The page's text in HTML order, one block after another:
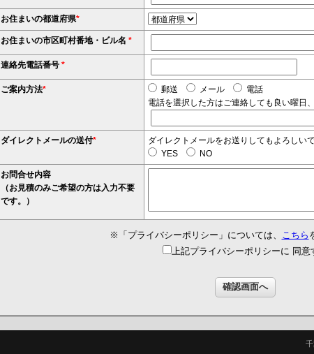
お住まいの都道府県*
お住まいの市区町村番地・ビル名 *
連絡先電話番号 *
ご案内方法* 郵送 メール
電話
電話を選択した方はご連絡しても良い曜日
ダイレクトメールの送付*
ダイレクトメールをお送りしてもよろしい
YES
NO
お問合せ内容
（お見積のみご希望の方は入力不要
です。）
※「プライバシーポリシー」については、 こちら
上記プライバシーポリシーに 同意